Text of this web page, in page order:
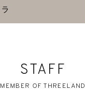
STAFF
MEMBER OF THREELAND